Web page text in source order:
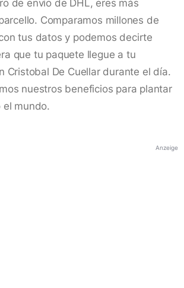
de envío de DHL, eres más
Comparamos millones de
tus datos y podemos decirte
que tu paquete llegue a tu
Cristobal De Cuellar durante el día.
nuestros beneficios para plantar
el mundo.
Anzeige